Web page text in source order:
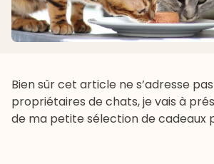
Bien sûr cet article ne s’adresse
propriétaires de chats, je vais à
de ma petite sélection de cadeaux